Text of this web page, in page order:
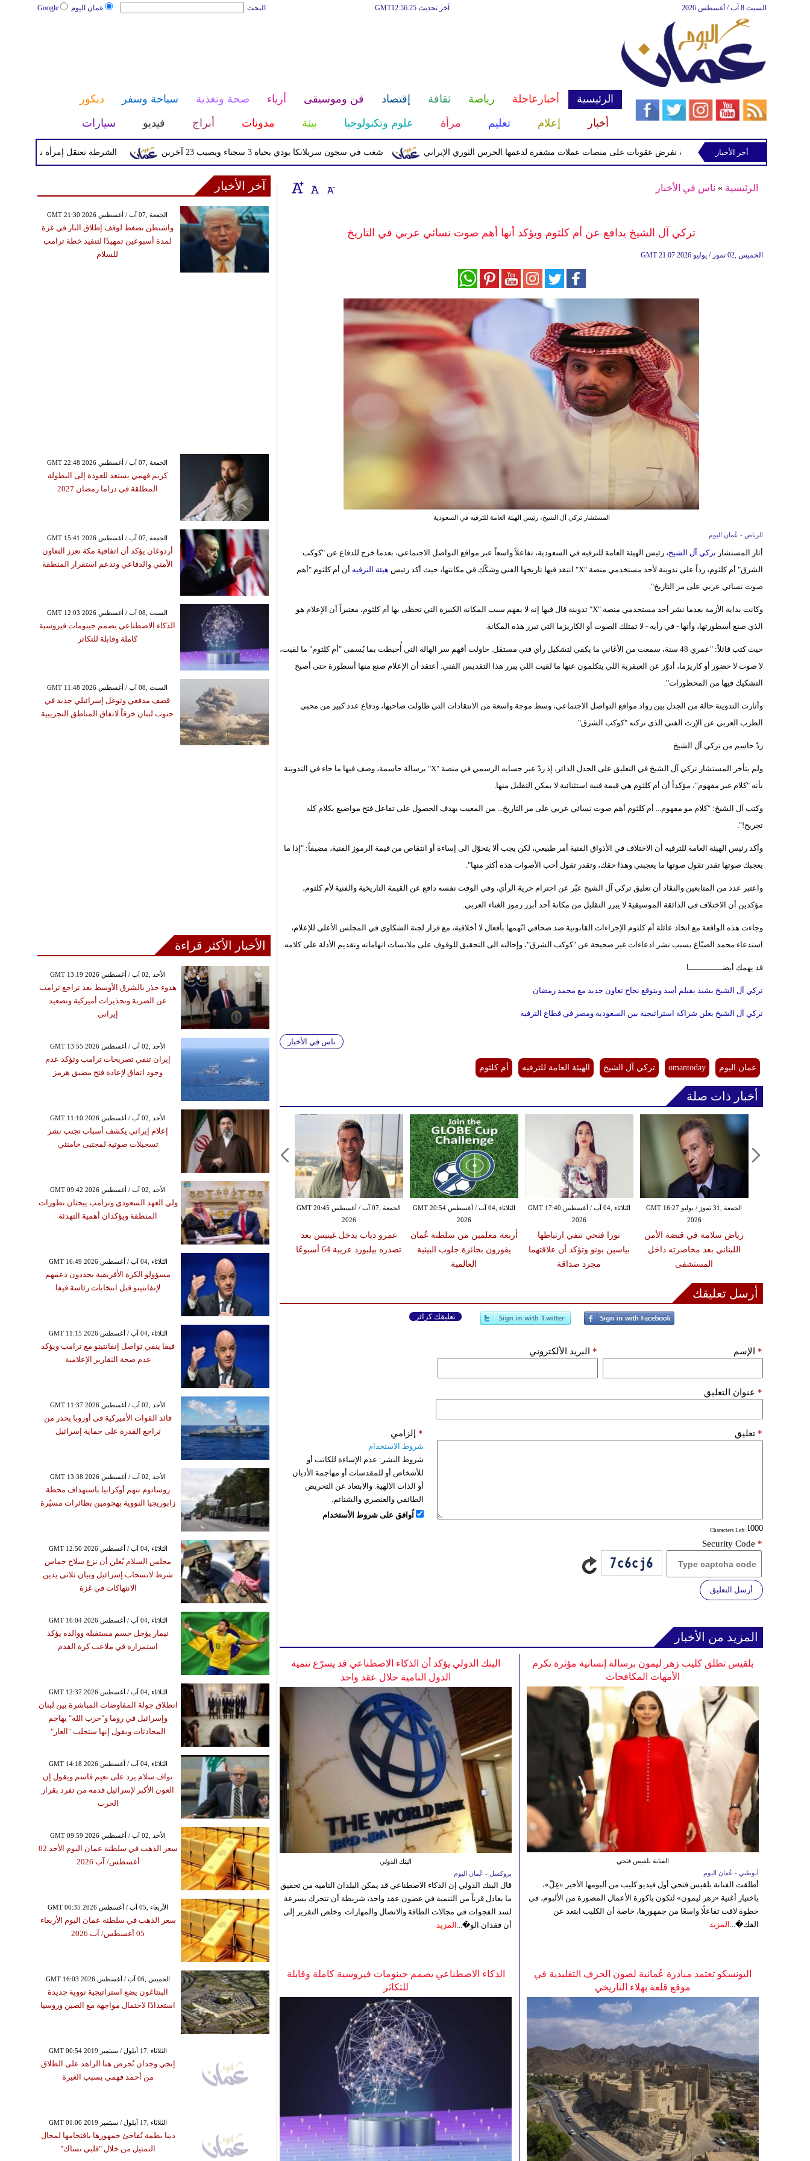
عمان اليوم Google البحث آخر تحديث GMT12:56:25 السبت 8 آب / أغسطس 2026
الرئيسية أخبارعاجلة رياضة ثقافة إقتصاد فن وموسيقى أزياء صحة وتغذية سياحة وسفر
ديكور
أخبار
إعلام تعليم مرأة علوم وتكنولوجيا بيئة مدونات أبراج فيديو سيارات
الشرطة تعتقل إمرأة تم القبض عليها شغب في سجون سريلانكا يودي بحياة 3 سجناء ويصيب 23 آخرين الخزانة الأميركية تفرض عقوبات على منصات عملات مشفرة لدعمها الحرس الثوري الإيراني
أخر الأخبار
الرئيسية » ناس في الأخبار
تركي آل الشيخ يدافع عن أم كلثوم ويؤكد أنها أهم صوت نسائي عربي في التاريخ
GMT 21:07 2026 الخميس ,02 تموز / يوليو
المستشار تركي آل الشيخ، رئيس الهيئة العامة للترفيه في السعودية
الرياض - عُمان اليوم
أثار المستشار تركي آل الشيخ، رئيس الهيئة العامة للترفيه في السعودية، تفاعلاً واسعاً عبر مواقع التواصل الاجتماعي، بعدما خرج للدفاع عن "كوكب
الشرق" أم كلثوم، رداً على تدوينة لأحد مستخدمي منصة "X" انتقد فيها تاريخها الفني وشكّك في مكانتها، حيث أكد رئيس
هيئة الترفيه أن أم كلثوم "أهم
صوت نسائي عربي على مر التاريخ".
وكانت بداية الأزمة بعدما نشر أحد مستخدمي منصة "X" تدوينة قال فيها إنه لا يفهم سبب المكانة الكبيرة التي تحظى بها أم كلثوم، معتبراً أن الإعلام هو
الذي صنع أسطورتها، وأنها - في رأيه - لا تمتلك الصوت أو الكاريزما التي تبرر هذه المكانة.
حيث كتب قائلاً: "عمري 48 سنة، سمعت من الأغاني ما يكفي لتشكيل رأي فني مستقل. حاولت أفهم سر الهالة التي أُحيطت بما يُسمى "أم كلثوم" ما لقيت،
لا صوت لا حضور أو كاريزما، أدوّر عن العبقرية اللي يتكلمون عنها ما لقيت اللي يبرر هذا التقديس الفني. أعتقد أن الإعلام صنع منها أسطورة حتى أصبح
التشكيك فيها من المحظورات".
وأثارت التدوينة حالة من الجدل بين رواد مواقع التواصل الاجتماعي، وسط موجة واسعة من الانتقادات التي طاولت صاحبها، ودفاع عدد كبير من محبي
الطرب العربي عن الإرث الفني الذي تركته "كوكب الشرق".
ردّ حاسم من تركي آل الشيخ
ولم يتأخر المستشار تركي آل الشيخ في التعليق على الجدل الدائر، إذ ردّ عبر حسابه الرسمي في منصة "X" برسالة حاسمة، وصف فيها ما جاء في التدوينة
بأنه "كلام غير مفهوم"، مؤكداً أن أم كلثوم هي قيمة فنية استثنائية لا يمكن التقليل منها.
وكتب آل الشيخ: "كلام مو مفهوم... أم كلثوم أهم صوت نسائي عربي على مر التاريخ... من المعيب بهدف الحصول على تفاعل فتح مواضيع بكلام كله
تجريح!".
وأكد رئيس الهيئة العامة للترفيه أن الاختلاف في الأذواق الفنية أمر طبيعي، لكن يجب ألا يتحوّل الى إساءة أو انتقاص من قيمة الرموز الفنية، مضيفاً: "إذا ما
يعجبك صوتها تقدر تقول صوتها ما يعجبني وهذا حقك، وتقدر تقول أحب الأصوات هذه أكثر منها".
واعتبر عدد من المتابعين والنقاد أن تعليق تركي آل الشيخ عبّر عن احترام حرية الرأي، وفي الوقت نفسه دافع عن القيمة التاريخية والفنية لأم كلثوم،
مؤكدين أن الاختلاف في الذائقة الموسيقية لا يبرر التقليل من مكانة أحد أبرز رموز الغناء العربي.
وجاءت هذه الواقعة مع اتخاذ عائلة أم كلثوم الإجراءات القانونية ضد صحافي اتّهمها بأفعال لا أخلاقية، مع قرار لجنة الشكاوى في المجلس الأعلى للإعلام،
استدعاء محمد الصبّاغ بسبب نشر ادعاءات غير صحيحة عن "كوكب الشرق"، وإحالته الى التحقيق للوقوف على ملابسات اتهاماته وتقديم الأدلة على كلامه.
قد يهمك أيضــــــــــــــا
تركي آل الشيخ يشيد بفيلم أسد ويتوقع نجاح تعاون جديد مع محمد رمضان
تركي آل الشيخ يعلن شراكة استراتيجية بين السعودية ومصر في قطاع الترفيه
ناس في الأخبار
عمان اليوم omantoday تركي آل الشيخ الهيئة العامة للترفيه أم كلثوم
أخبار ذات صلة
الجمعة ,07 آب / أغسطس GMT 20:45
2026
عمرو دياب يدخل غينيس بعد
تصدره بيلبورد عربية 64 أسبوعًا
الثلاثاء ,04 آب / أغسطس GMT 20:54
2026
أربعة معلمين من سلطنة عُمان
يفوزون بجائزة جلوب البيئية
العالمية
الثلاثاء ,04 آب / أغسطس GMT 17:40
2026
نورا فتحي تنفي ارتباطها
بياسين بونو وتؤكد أن علاقتهما
مجرد صداقة
الجمعة ,31 تموز / يوليو GMT 16:27
2026
رياض سلامة في قبضة الأمن
اللبناني بعد محاصرته داخل
المستشفى
أرسل تعليقك
تعليقك كزائر
الإسم * البريد الألكتروني *
عنوان التعليق *
تعليق *
: Characters Left
إلزامي *
شروط الاستخدام
شروط النشر: عدم الإساءة للكاتب أو
للأشخاص أو للمقدسات أو مهاجمة الأديان
أو الذات الالهية. والابتعاد عن التحريض
الطائفي والعنصري والشتائم.
اُوافق على شروط الأستخدام
Security Code *
أرسل التعليق
المزيد من الأخبار
البنك الدولي يؤكد أن الذكاء الاصطناعي قد يسرّع تنمية
الدول النامية خلال عقد واحد
البنك الدولي
بروكسل - عُمان اليوم
قال البنك الدولي إن الذكاء الاصطناعي قد يمكن البلدان النامية من تحقيق
ما يعادل قرناً من التنمية في غضون عقد واحد، شريطة أن تتحرك بسرعة
لسد الفجوات في مجالات الطاقة والاتصال والمهارات. وخلص التقرير إلى
أن فقدان الو�... المزيد
بلقيس تطلق كليب زهر ليمون برسالة إنسانية مؤثرة تكرم
الأمهات المكافحات
الفنانة بلقيس فتحي
أبوظبي - عُمان اليوم
أطلقت الفنانة بلقيس فتحي أول فيديو كليب من ألبومها الأخير «غِلّ»،
باختيار أغنية «زهر ليمون» لتكون باكورة الأعمال المصورة من الألبوم، في
خطوة لاقت تفاعلًا واسعًا من جمهورها، خاصة أن الكليب ابتعد عن
الفك�... المزيد
الذكاء الاصطناعي يصمم جينومات فيروسية كاملة وقابلة
للتكاثر
اليونسكو تعتمد مبادرة عُمانية لصون الحرف التقليدية في
موقع قلعة بهلاء التاريخي
آخر الأخبار
GMT 21:30 2026 الجمعة ,07 آب / أغسطس
واشنطن تضغط لوقف إطلاق النار في غزة
لمدة أسبوعين تمهيدًا لتنفيذ خطة ترامب
للسلام
GMT 22:48 2026 الجمعة ,07 آب / أغسطس
كريم فهمي يستعد للعودة إلى البطولة
المطلقة في دراما رمضان 2027
GMT 15:41 2026 الجمعة ,07 آب / أغسطس
أردوغان يؤكد أن اتفاقية مكة تعزز التعاون
الأمني والدفاعي وتدعم استقرار المنطقة
GMT 12:03 2026 السبت ,08 آب / أغسطس
الذكاء الاصطناعي يصمم جينومات فيروسية
كاملة وقابلة للتكاثر
GMT 11:48 2026 السبت ,08 آب / أغسطس
قصف مدفعي وتوغل إسرائيلي جديد في
جنوب لبنان خرقاً لاتفاق المناطق التجريبية
الأخبار الأكثر قراءة
GMT 13:19 2026 الأحد ,02 آب / أغسطس
هدوء حذر بالشرق الأوسط بعد تراجع ترامب
عن الضربة وتحذيرات أميركية وتصعيد
إيراني
GMT 13:55 2026 الأحد ,02 آب / أغسطس
إيران تنفي تصريحات ترامب وتؤكد عدم
وجود اتفاق لإعادة فتح مضيق هرمز
GMT 11:10 2026 الأحد ,02 آب / أغسطس
إعلام إيراني يكشف أسباب تجنب نشر
تسجيلات صوتية لمجتبى خامنئي
GMT 09:42 2026 الأحد ,02 آب / أغسطس
ولي العهد السعودي وترامب يبحثان تطورات
المنطقة ويؤكدان أهمية التهدئة
GMT 16:49 2026 الثلاثاء ,04 آب / أغسطس
مسؤولو الكرة الأفريقية يجددون دعمهم
لإنفانتينو قبل انتخابات رئاسة فيفا
GMT 11:15 2026 الثلاثاء ,04 آب / أغسطس
فيفا ينفي تواصل إنفانتينو مع ترامب ويؤكد
عدم صحة التقارير الإعلامية
GMT 11:37 2026 الأحد ,02 آب / أغسطس
قائد القوات الأميركية في أوروبا يحذر من
تراجع القدرة على حماية إسرائيل
GMT 13:38 2026 الأحد ,02 آب / أغسطس
روساتوم تتهم أوكرانيا باستهداف محطة
زابوريجيا النووية بهجومين بطائرات مسيّرة
GMT 12:50 2026 الثلاثاء ,04 آب / أغسطس
مجلس السلام يُعلن أن نزع سلاح حماس
شرط لانسحاب إسرائيل وبيان ثلاثي يدين
الانتهاكات في غزة
GMT 16:04 2026 الثلاثاء ,04 آب / أغسطس
نيمار يؤجل حسم مستقبله ووالده يؤكد
استمراره في ملاعب كرة القدم
GMT 12:37 2026 الثلاثاء ,04 آب / أغسطس
انطلاق جولة المفاوضات المباشرة بين لبنان
وإسرائيل في روما و"حزب الله" يهاجم
المحادثات ويقول إنها ستجلب "العار"
GMT 14:18 2026 الثلاثاء ,04 آب / أغسطس
نواف سلام يرد على نعيم قاسم ويقول إن
العون الأكبر لإسرائيل قدمه من تفرد بقرار
الحرب
GMT 09:59 2026 الأحد ,02 آب / أغسطس
سعر الذهب في سلطنة عمان اليوم الأحد 02
أغسطس/ آب 2026
GMT 06:35 2026 الأربعاء ,05 آب / أغسطس
سعر الذهب في سلطنة عمان اليوم الأربعاء
05 أغسطس/ آب 2026
GMT 16:03 2026 الخميس ,06 آب / أغسطس
البنتاغون يضع استراتيجية نووية جديدة
استعدادًا لاحتمال مواجهة مع الصين وروسيا
GMT 00:54 2019 الثلاثاء ,17 أيلول / سبتمبر
إنجي وجدان تُحرض هنا الزاهد على الطلاق
من أحمد فهمي بسبب الغيرة
GMT 01:00 2019 الثلاثاء ,17 أيلول / سبتمبر
دينا بطمة تُفاجئ جمهورها باقتحامها لمجال
التمثيل من خلال "قلبي نساك"